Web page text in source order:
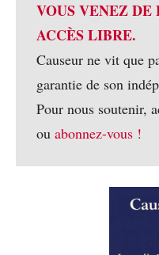
VOUS VENEZ
ACCÈS LIBRE.
Causeur ne vit que
garantie de son
Pour nous soutenir,
ou abonnez-vous !